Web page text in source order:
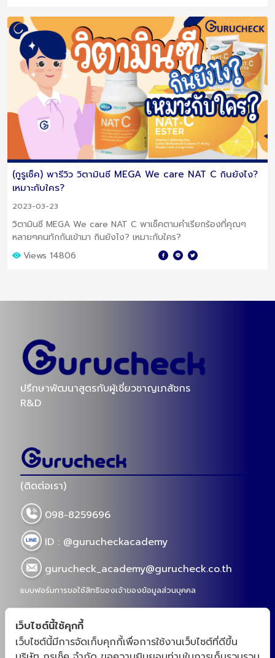
(กูรูเช็ค) พารีวิว วิตามินซี MEGA We care NAT C กินยังไง?
เหมาะกับใคร?
2023-03-23
วิตามินซี MEGA We care NAT C พาเช็คตามคำเรียกร้องที่คุณๆ
หลายๆคนทักกันเข้ามา กินยังไง? เหมาะกับใคร?
Views 14806
ปรึกษาพัฒนาสูตรกับผู้เชี่ยวชาญเภสัชกร
R&D
(ติดต่อเรา)
098-8259696
ID : @gurucheckacademy
gurucheck_academy@gurucheck.co.th
แบบฟอร์มการขอใช้สิทธิของเจ้าของข้อมูลส่วนบุคคล
“กูรูเช็คสร้างชุมชนสำหรับเจ้าของเเบรนด์ และโรงงาน
เว็บไซต์นี้ใช้คุกกี้
เว็บไซต์นี้มีการจัดเก็บคุกกี้เพื่อการใช้งานเว็บไซต์ที่ดีขึ้น